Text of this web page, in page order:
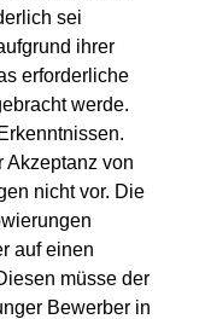
sei
ihrer
erforderliche
werde.
Akzeptanz von
nicht vor. Die
auf einen
müsse der
Bewerber in